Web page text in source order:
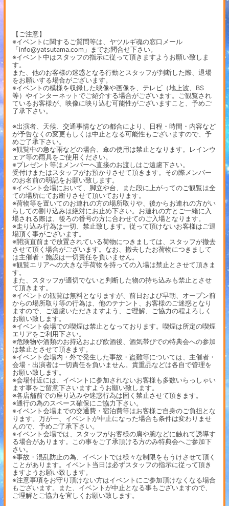
【ご注意】
※イベントに関するご質問等は、ヤツルギ魂の窓口メール
「info@yatsutama.com」までお問合せ下さい。
※イベント中はスタッフの指示に従って頂きますようお願い致しま
す。
また、他のお客様の迷惑となる行動とスタッフが判断した際、退場
をお願いする場合がございます。
※イベントの模様を収録した映像や画像を、テレビ（地上波、BS
等）やインターネットでご紹介する場合がございます。ご観覧され
ているお客様が、映像に映り込む可能性がございますこと、予めご
了承下さい。
※出演者、天候、交通事情などの都合により、日程・時間・内容など
が予告なくの変更もしくは中止となる可能性もございますので、予
めご了承下さい。
※観覧中の急な雨などの場合、傘の使用は禁止となります。レインウ
ェア等の雨具をご使用ください。
※プレゼント等はメンバーへ直接のお渡しはご遠慮下さい。
受付けまたはスタッフがお預かりさせて頂きます。その際メンバー
のお名前の明記をお願い致します。
※イベント会場において、脚立や台、また段に上がってのご観覧は全
ての場所にてお断りさせて頂いております。
※荷物等を置いてのお連れの方の場所取りや、後からお連れの方がい
らしての割り込みは絶対にお止め下さい。お連れの方とご一緒に入
場される際は、後ろの番号の方に合わせてのご入場となります。
※走り込み行為は一切、禁止致します。従って頂けないお客様はご退
場頂く事がございます。
※開演直前まで放置されている荷物につきましては、スタッフが撤去
させて頂く場合がございます。なお、撤去したお荷物につきまして
は主催者・施設は一切責任を負いません。
※観覧エリアへの大きな手荷物を持っての入場は禁止とさせて頂きま
す。
また、スタッフが適切でないと判断した物の持ち込みも禁止とさせ
て頂きます。
※イベントの観覧は無料となりますが、前日および早朝、オープン前
からの場所取り等の行為は、他のテナント、お客様のご迷惑となり
ますので、ご遠慮いただきますよう、ご理解、ご協力の程よろしく
お願い致します。
※イベント会場での喫煙は禁止となっております。喫煙は所定の喫煙
エリアをご利用下さい。
※危険物や酒類のお持込および飲酒後、酒気帯びでの特典会への参加
は禁止とさせて頂きます。
※イベント会場内・外で発生した事故・盗難等については、主催者・
会場・出演者は一切責任を負いません。貴重品などは各自で管理を
お願い致します。
※会場付近には、イベントに参加されないお客様も多数いらっしゃい
ます事をご留意下さいますようお願い致します。
※各店舗前での座り込みや迷惑行為は固く禁止させて頂きます。
※通行の為のスペース確保にご協力下さい。
※イベント会場までの交通費・宿泊費等はお客様ご自身のご負担とな
ります。万が一、イベントが中止になった場合も条件は変わりませ
んので、予めご了承下さい。
※イベント会場では、スタッフがお客様の肩や腕などに触れて誘導す
る場合があります。この事をご了承頂ける方のみ特典会へご参加下
さい。
※事故・混乱防止の為、イベントでは様々な制限をもうけさせて頂く
ことがあります。イベント当日は必ずスタッフの指示に従って頂き
ますようお願い致します。
※注意事項をお守り頂けない方はイベントにご参加頂けなくなる場合
もございます。また、イベントが中止となる事もございますので、
ご理解とご協力を宜しくお願い致します。